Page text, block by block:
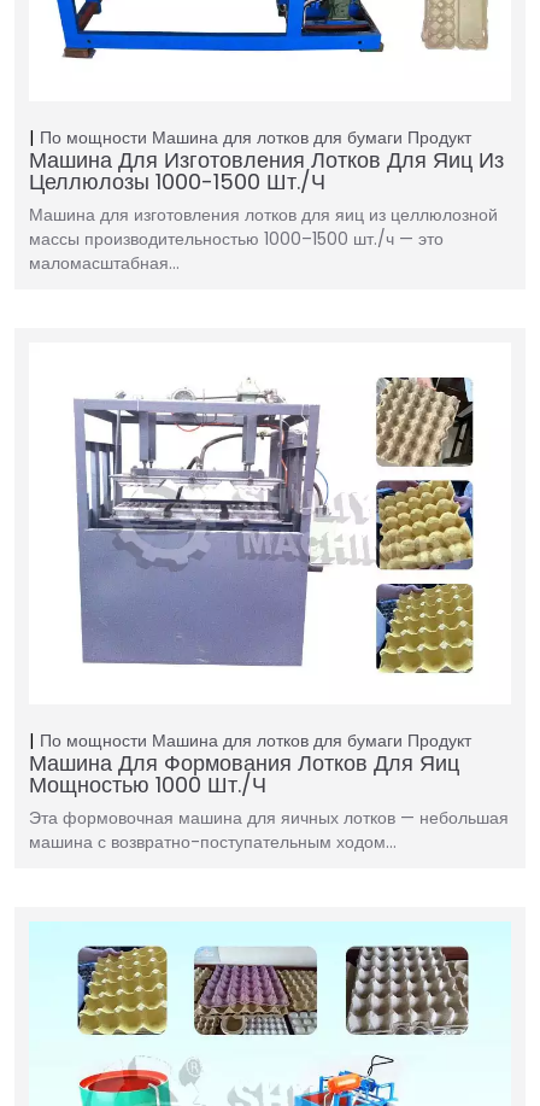
По мощности Машина для лотков для бумаги Продукт
Машина Для Изготовления Лотков Для Яиц Из
Целлюлозы 1000-1500 Шт./ч
Машина для изготовления лотков для яиц из целлюлозной
массы производительностью 1000–1500 шт./ч — это
маломасштабная…
По мощности Машина для лотков для бумаги Продукт
Машина Для Формования Лотков Для Яиц
Мощностью 1000 Шт./ч
Эта формовочная машина для яичных лотков — небольшая
машина с возвратно-поступательным ходом…